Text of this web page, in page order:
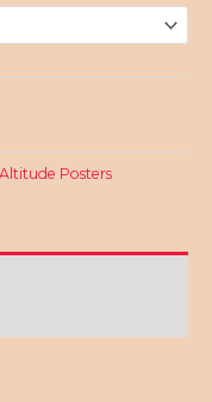
Altitude Posters